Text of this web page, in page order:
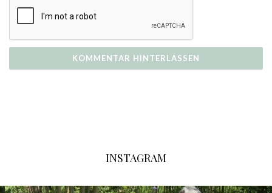
INSTAGRAM